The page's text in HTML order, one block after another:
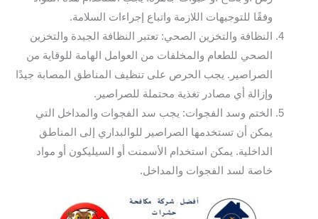
وفقًا للتوجيهات اللازمة واتباع إجراءات السلامة.
النظافة والتخزين الصحي: تعتبر النظافة الجيدة والتخزين
الصحي للطعام والمخلفات من العوامل الهامة للوقاية من
الصراصير. يجب الحرص على تنظيف المناطق المصابة جيدًا
وإزالة أي مصادر تغذية محتملة للصراصير.
الختم وسد الفجوات: يجب سد الفجوات والمداخل التي
يمكن أن تستخدمها الصراصير للوالبداري إلى المناطق
الداخلية. يمكن استخدام الأسمنت أو السيليكون أو مواد
خاصة لسد الفجوات والمداخل.